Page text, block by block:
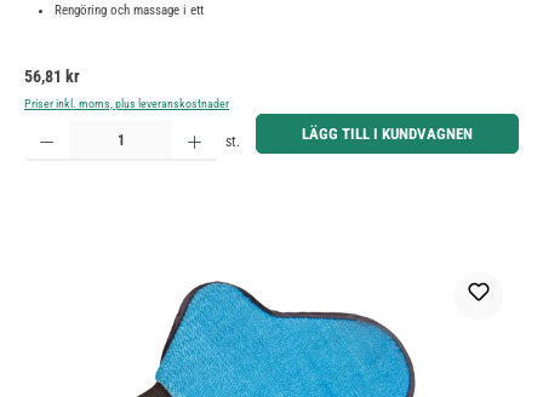
Rengöring och massage i ett
Ordinarie pris:
56,81 kr
Priser inkl. moms, plus leveranskostnader
Produktkvantitet: Ange önskat belopp eller använd knapparna för att öka eller minska kvantiteten.
st. LÄGG TILL I KUNDVAGNEN